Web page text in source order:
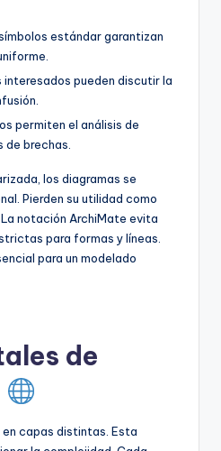
estándar garantizan
interesados pueden discutir la
permiten el análisis de
de brechas.
los diagramas se
Pierden su utilidad como
notación ArchiMate evita
para formas y líneas.
para un modelado
de
capas distintas. Esta